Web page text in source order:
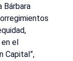
Bárbara
el
Capital”,